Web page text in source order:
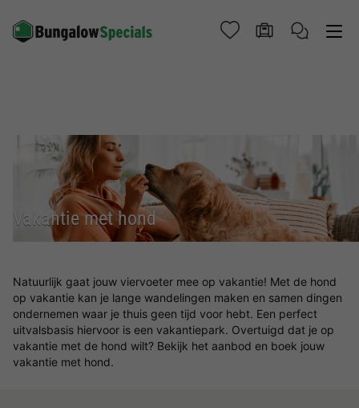
Vakantie met hond
Natuurlijk gaat jouw viervoeter mee op vakantie! Met de hond
op vakantie kan je lange wandelingen maken en samen dingen
ondernemen waar je thuis geen tijd voor hebt. Een perfect
uitvalsbasis hiervoor is een vakantiepark. Overtuigd dat je op
vakantie met de hond wilt? Bekijk het aanbod en boek jouw
vakantie met hond.